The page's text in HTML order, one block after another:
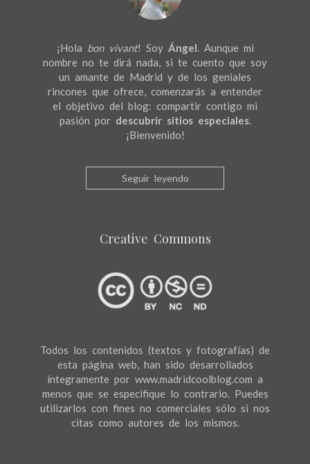
¡Hola bon vivant! Soy Ángel. Aunque mi
nombre no te dirá nada, si te cuento que soy
un amante de Madrid y de los geniales
rincones que ofrece, comenzarás a entender
el objetivo del blog: compartir contigo mi
pasión por descubrir sitios especiales.
¡Bienvenido!
Seguir leyendo
Creative Commons
Todos los contenidos (textos y fotografías) de
esta página web, han sido desarrollados
íntegramente por www.madridcoolblog.com a
menos que se especifique lo contrario. Puedes
utilizarlos con fines no comerciales sólo si nos
citas como autores de los mismos.